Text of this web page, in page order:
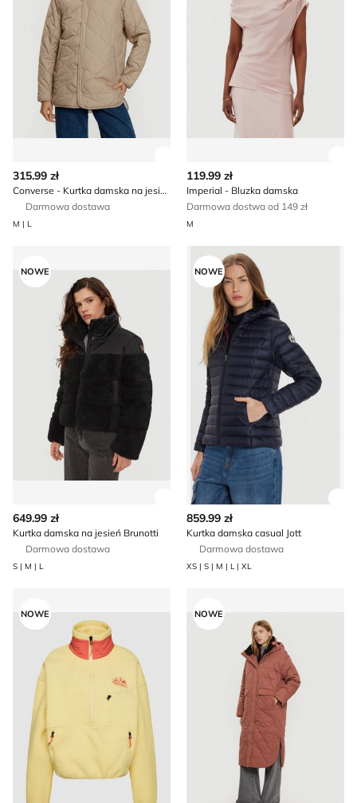
315.99 zł
Converse - Kurtka damska na jesień
Darmowa dostawa
M | L
119.99 zł
Imperial - Bluzka damska
Darmowa dostwa od 149 zł
M
Kurtka damska na jesień Brunotti
NOWE
Zobacz szczegóły produktu
649.99 zł
Kurtka damska na jesień Brunotti
Darmowa dostawa
S | M | L
Kurtka damska casual Jott
NOWE
859.99 zł
Kurtka damska casual Jott
Darmowa dostawa
XS | S | M | L | XL
NOWE NOWE